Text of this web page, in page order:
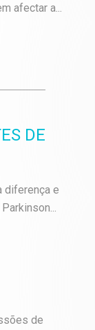
afectar a...
DE
diferença e
de